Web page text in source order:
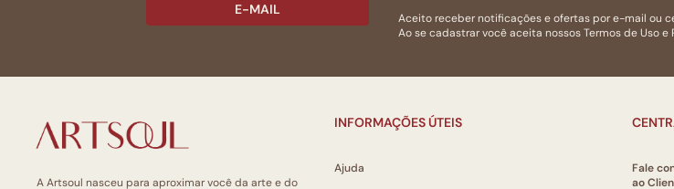
E-MAIL
Aceito receber notificações e ofertas por e-mail ou
Ao se cadastrar você aceita nossosTermos de Usoe
A Artsoul nasceu para aproximar você da arte e do
INFORMAÇÕES ÚTEIS
Ajuda
Fale
ao